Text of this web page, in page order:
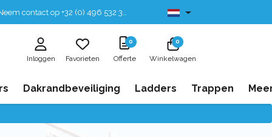
contact op +32 (0) 496 532 330 Leverbaar uit voorraad
Inloggen Favorieten
0
Offerte
0
Winkelwagen
Dakrandbeveiliging Ladders Trappen